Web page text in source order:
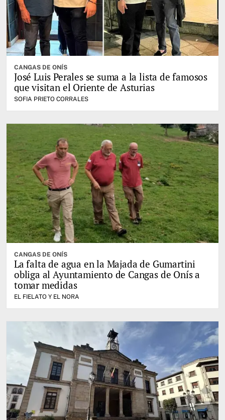
CANGAS DE ONÍS
José Luis Perales se suma a la lista de famosos
que visitan el Oriente de Asturias
SOFIA PRIETO CORRALES
CANGAS DE ONÍS
La falta de agua en la Majada de Gumartini
obliga al Ayuntamiento de Cangas de Onís a
tomar medidas
EL FIELATO Y EL NORA